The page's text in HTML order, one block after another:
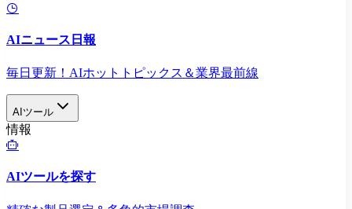
AIニュース日報
毎日更新！AIホットトピックス＆業界最前線
AIツール
情報
AIツールを探す